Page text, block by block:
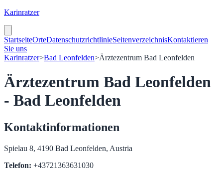
Karinratzer
StartseiteOrteDatenschutzrichtlinieSeitenverzeichnisKontaktieren
Sie uns
Karinratzer>Bad Leonfelden>Ärztezentrum Bad Leonfelden
Ärztezentrum Bad Leonfelden
- Bad Leonfelden
Kontaktinformationen
Spielau 8, 4190 Bad Leonfelden, Austria
Telefon: +43721363631030